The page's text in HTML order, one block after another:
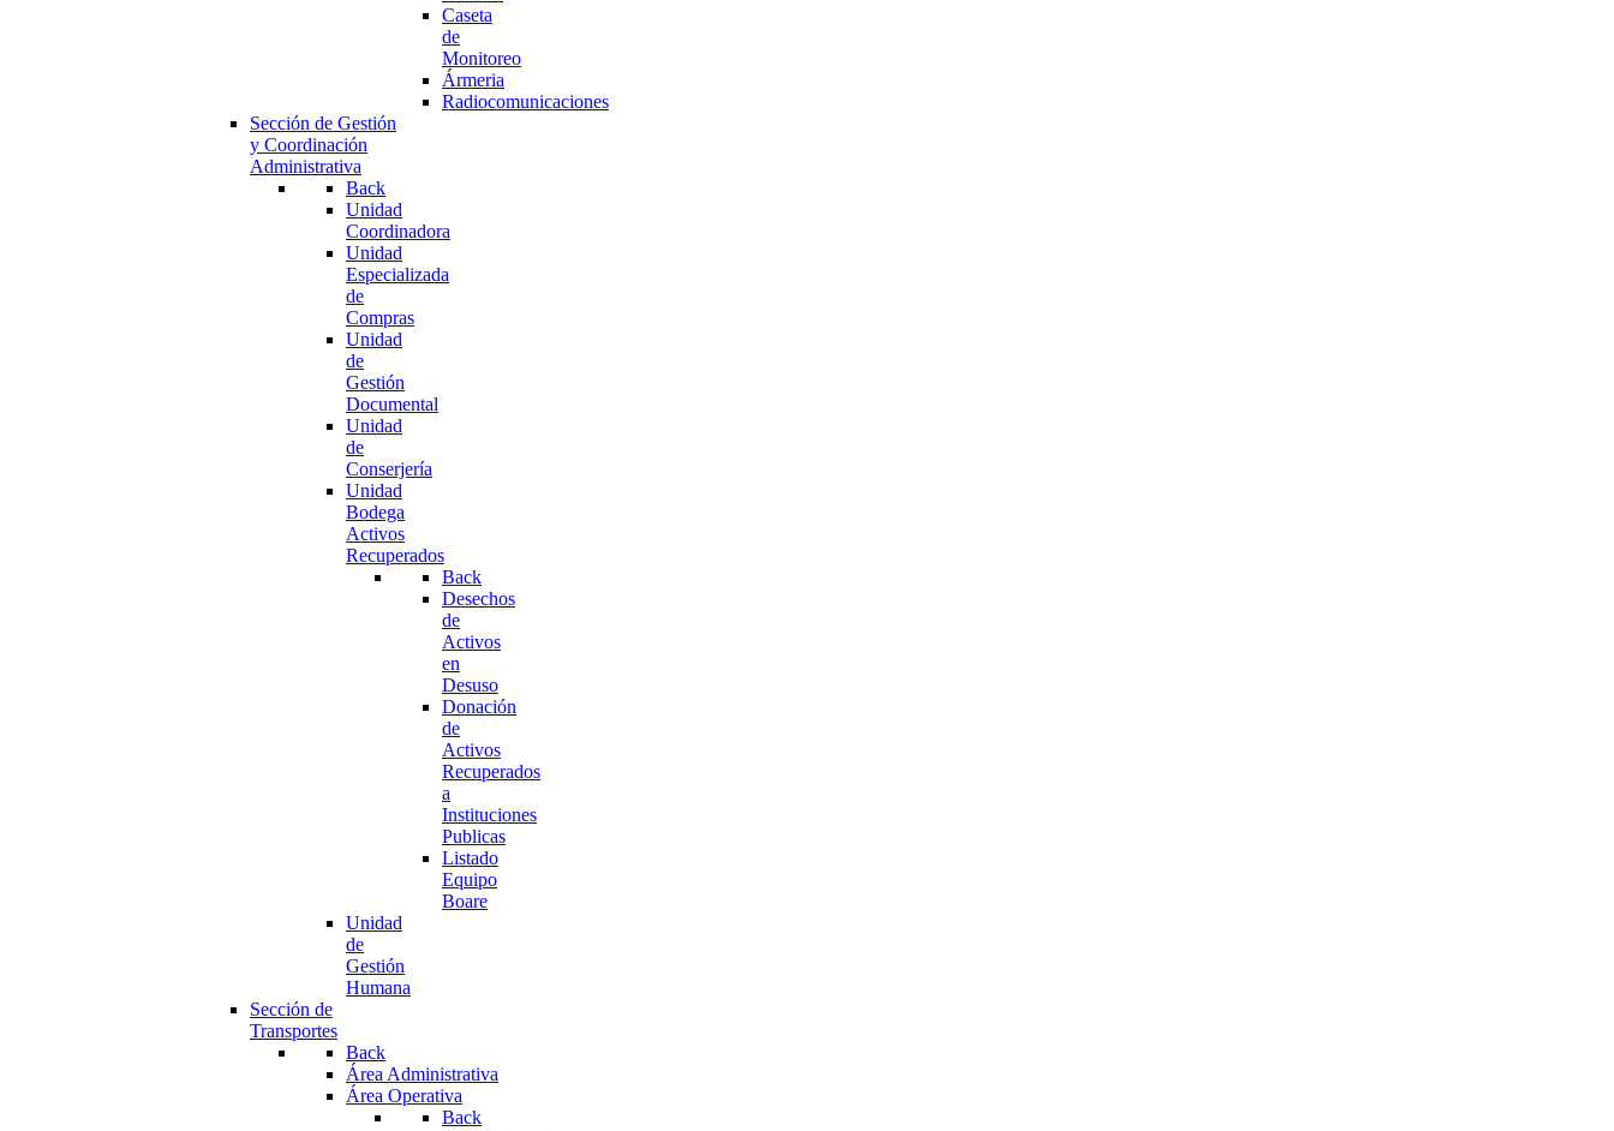
Caseta
de
Monitoreo
Ármeria
Radiocomunicaciones
Sección de Gestión
y Coordinación
Administrativa
Back
Unidad
Coordinadora
Unidad
Especializada
de
Compras
Unidad
de
Gestión
Documental
Unidad
de
Conserjería
Unidad
Bodega
Activos
Recuperados
Back
Desechos
de
Activos
en
Desuso
Donación
de
Activos
Recuperados
a
Instituciones
Publicas
Listado
Equipo
Boare
Unidad
de
Gestión
Humana
Sección de
Transportes
Back
Área Administrativa
Área Operativa
Back